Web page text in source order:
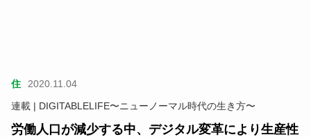
住
2020.11.04
連載 | DIGITABLELIFE〜ニューノーマル時代の生き方〜
労働人口が減少する中、デジタル変革により生産性